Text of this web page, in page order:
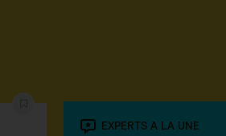
EXPERTS A LA UNE